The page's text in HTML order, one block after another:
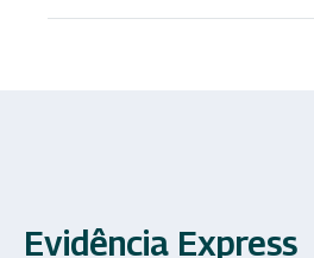
Evidência Express